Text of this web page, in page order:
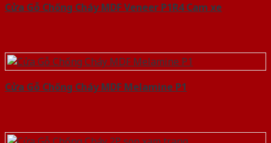
Cửa Gỗ Chống Cháy MDF Veneer P1R4 Cam xe
Cửa Gỗ Chống Cháy MDF Melamine P1